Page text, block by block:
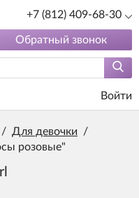
+7 (812) 409-68-30
Обратный звонок
Войти
/ Для девочки
/
розовые"